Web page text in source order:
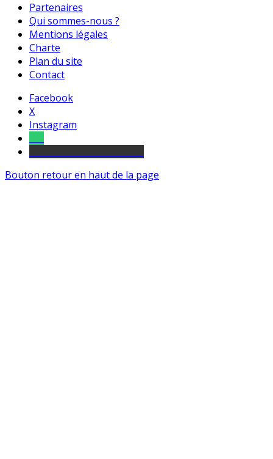
Partenaires
Qui sommes-nous ?
Mentions légales
Charte
Plan du site
Contact
Facebook
X
Instagram
Bouton retour en haut de la page